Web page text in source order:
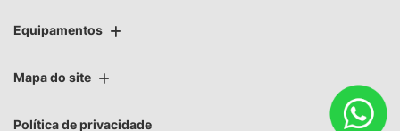
Equipamentos
Mapa do site
Política de privacidade